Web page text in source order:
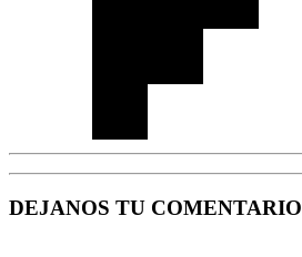
DEJANOS TU COMENTARIO